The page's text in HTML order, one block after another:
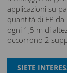
applicazioni su
quantità di EP
ogni 1,5 m di
occorrono 2